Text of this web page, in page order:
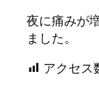
夜に痛みが
ました。
アクセス